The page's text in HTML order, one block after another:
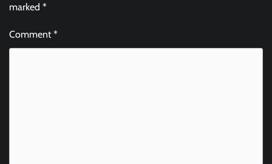
marked *
Comment*